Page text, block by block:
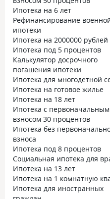
Ипотека на 6 лет
Рефинансирование
ипотеки
Ипотека на 2000000 рублей
Ипотека под 5 процентов
Калькулятор досрочного
погашения ипотеки
Ипотека для многодетной
Ипотека на готовое жилье
Ипотека на 18 лет
Ипотека с первоначальным
взносом 30 процентов
Ипотека без
взноса
Ипотека под 8 процентов
Социальная ипотека для
Ипотека на 13 лет
Ипотека на 1 комнатную
Ипотека для иностранных